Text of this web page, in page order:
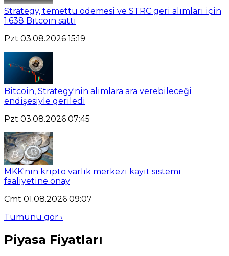
Strategy, temettü ödemesi ve STRC geri alımları için
1.638 Bitcoin sattı
Pzt 03.08.2026 15:19
Bitcoin, Strategy'nin alımlara ara verebileceği
endişesiyle geriledi
Pzt 03.08.2026 07:45
MKK'nın kripto varlık merkezi kayıt sistemi
faaliyetine onay
Cmt 01.08.2026 09:07
Tümünü gör ›
Piyasa Fiyatları